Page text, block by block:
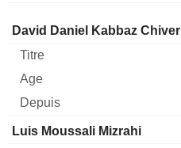
Administrateur Titre Age
David Daniel Kabbaz Chiver
Luis Moussali Mizrahi